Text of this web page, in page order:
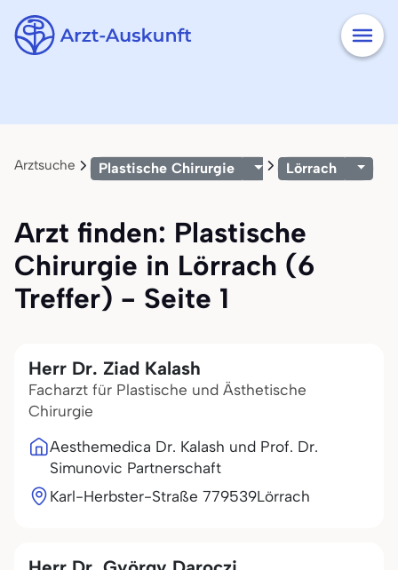
Arztsuche Plastische Chirurgie Lörrach
Arzt finden: Plastische
Chirurgie in Lörrach (6
Treffer) - Seite 1
Herr Dr. Ziad Kalash
Facharzt für Plastische und Ästhetische
Chirurgie
Aesthemedica Dr. Kalash und Prof. Dr.
Simunovic Partnerschaft
Karl-Herbster-Straße 779539Lörrach